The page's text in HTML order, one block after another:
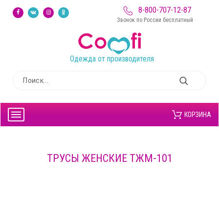
8-800-707-12-87
Звонок по России бесплатный
Одежда от производителя
КОРЗИНА
ТРУСЫ ЖЕНСКИЕ ТЖМ-101